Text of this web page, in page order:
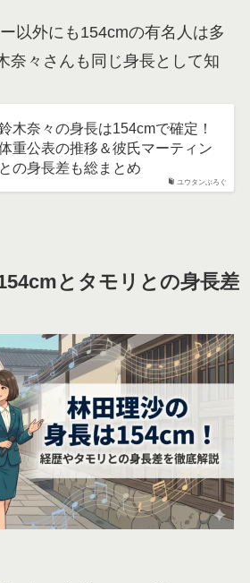
以外にも154cmの有名人は多
奈々さんも同じ身長として知
ユウタンぶろぐ
木奈々の身長は154cmで確定！
重公表の推移＆彼氏マーティン
との身長差も総まとめ
とタモリとの身長差